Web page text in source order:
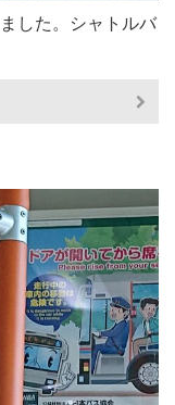
した。シャトルバ